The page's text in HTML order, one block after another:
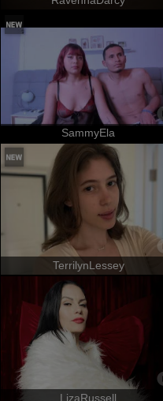
SammyEla
TerrilynLessey
LizaRussell